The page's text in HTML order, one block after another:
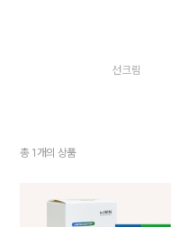
선크림
총1개의 상품